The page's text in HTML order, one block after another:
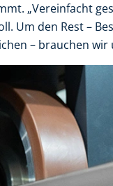
„Vereinfacht
Um den Rest –
­– brauchen